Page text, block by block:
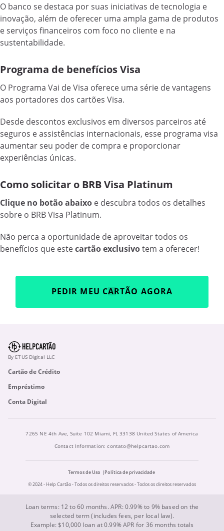
O banco se destaca por suas iniciativas de tecnologia e
inovação, além de oferecer uma ampla gama de produtos
e serviços financeiros com foco no cliente e na
sustentabilidade.
Programa de benefícios Visa
O Programa Vai de Visa oferece uma série de vantagens
aos portadores dos cartões Visa.
Desde descontos exclusivos em diversos parceiros até
seguros e assistências internacionais, esse programa visa
aumentar seu poder de compra e proporcionar
experiências únicas.
Como solicitar o BRB Visa Platinum
Clique no botão abaixo e descubra todos os detalhes
sobre o BRB Visa Platinum.
Não perca a oportunidade de aproveitar todos os
benefícios que estecartão exclusivotem a oferecer!
PEDIR MEU CARTÃO AGORA
By ETUS Digital LLC
Cartão de Crédito
Empréstimo
Conta Digital
7265 NE 4th Ave, Suite 102 Miami, FL 33138 United States of America
Contact Information:contato@helpcartao.com
Termos de Uso
Política de privacidade
© 2024 - Help Cartão - Todos os direitos reservados - Todos os direitos reservados
Loan terms: 12 to 60 months. APR: 0.99% to 9% based on the
selected term (includes fees, per local law).
Example: $10,000 loan at 0.99% APR for 36 months totals